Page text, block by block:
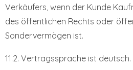
Verkäufers, wenn der Kunde
des öffentlichen Rechts oder
Sondervermögen ist.
11.2. Vertragssprache ist deutsch.